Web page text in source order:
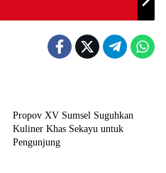
Propov XV Sumsel Suguhkan
Kuliner Khas Sekayu untuk
Pengunjung
Musi Banyuasin